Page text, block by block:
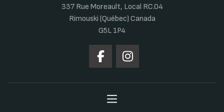
337 Rue Moreault, Local RC.04
Rimouski (Québec) Canada
G5L 1P4